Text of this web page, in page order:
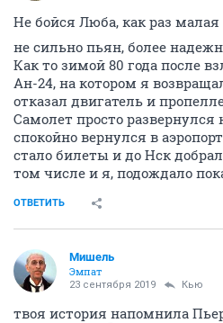
Не бойся Люба, как раз
не сильно пьян, более
Как то зимой 80 года после
Ан-24, на котором я
отказал двигатель и
Самолет просто
спокойно вернулся в
стало билеты и до Нск
том числе и я, подождало
ОТВЕТИТЬ
Мишель
Эмпат
23 сентября 2019 Кью
твоя история напомнила